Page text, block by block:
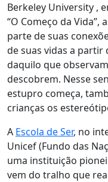
Berkeley University ,
“O Começo da Vida”,
parte de suas
de suas vidas a partir
daquilo que
descobrem. Nesse
estupro começa,
crianças os
A Escola de Ser, no
Unicef (Fundo das
uma instituição
vem do tralho que